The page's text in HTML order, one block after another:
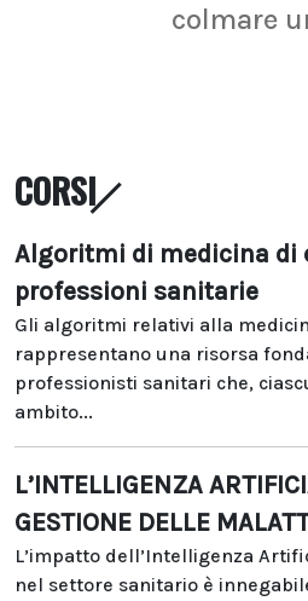
colmare
CORSI
Algoritmi di medicina di
professioni sanitarie
Gli algoritmi relativi alla
rappresentano una risorsa
professionisti sanitari che,
ambito...
L’INTELLIGENZA
GESTIONE DELLE
L’impatto dell’Intelligenza
nel settore sanitario è